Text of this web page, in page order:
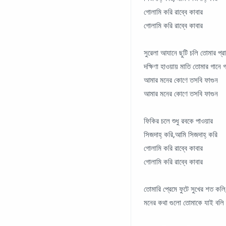
গোলামি করি রাব্বে কাবার
গোলামি করি রাব্বে কাবার
সুরেলা আযানে ছুটি চলি তোমার
দক্ষিণা হাওয়ায় মাতি তোমার গানে
আমার মনের কোণে তসবি ফাগুন
আমার মনের কোণে তসবি ফাগুন
ফিকির চলে শুধু রবকে পাওয়ার
সিজদাহ্ করি,আমি সিজদাহ্ করি
গোলামি করি রাব্বে কাবার
গোলামি করি রাব্বে কাবার
তোমারি প্রেমে ফুটে সুখের শত
মনের কথা গুলো তোমাকে যাই বলি